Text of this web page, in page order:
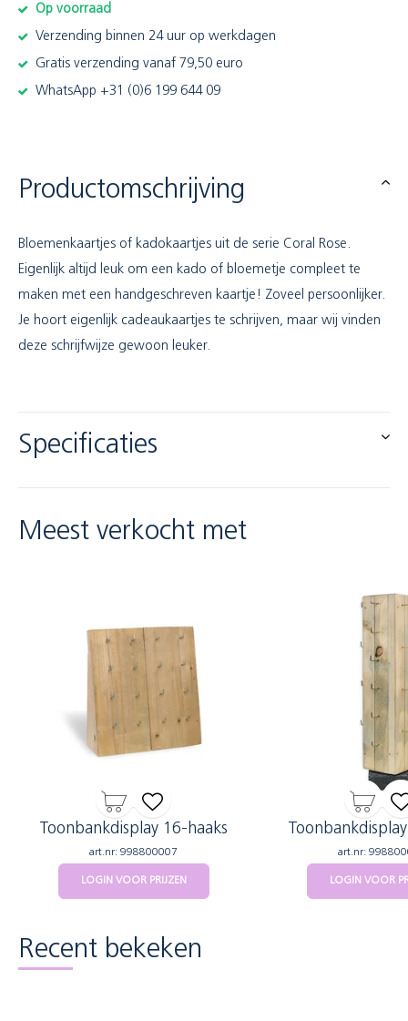
Op voorraad
Verzending binnen 24 uur op werkdagen
Gratis verzending vanaf 79,50 euro
WhatsApp +31 (0)6 199 644 09
Productomschrijving
Bloemenkaartjes of kadokaartjes uit de serie Coral Rose.
Eigenlijk altijd leuk om een kado of bloemetje compleet te
maken met een handgeschreven kaartje! Zoveel persoonlijker.
Je hoort eigenlijk cadeaukaartjes te schrijven, maar wij vinden
deze schrijfwijze gewoon leuker.
Specificaties
Meest verkocht met
Toonbankdisplay 16-haaks
art.nr: 998800007
LOGIN VOOR PRIJZEN
art.nr:
LOGIN VOOR
Recent bekeken